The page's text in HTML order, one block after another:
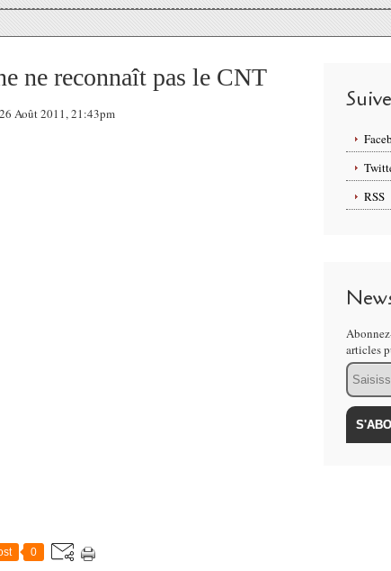
ne reconnaît pas le CNT
Août 2011, 21:43pm
0
RSS
articles
Email